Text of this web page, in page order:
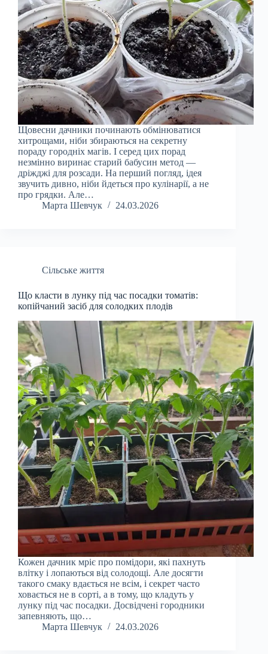
Щовесни дачники починають обмінюватися
хитрощами, ніби збираються на секретну
пораду городніх магів. І серед цих порад
незмінно виринає старий бабусин метод —
дріжджі для розсади. На перший погляд, ідея
звучить дивно, ніби йдеться про кулінарії, а не
про грядки. Але…
Марта Шевчук
24.03.2026
Сільське життя
Що класти в лунку під час посадки томатів:
копійчаний засіб для солодких плодів
Кожен дачник мріє про помідори, які пахнуть
влітку і лопаються від солодощі. Але досягти
такого смаку вдається не всім, і секрет часто
ховається не в сорті, а в тому, що кладуть у
лунку під час посадки. Досвідчені городники
запевняють, що…
Марта Шевчук
24.03.2026